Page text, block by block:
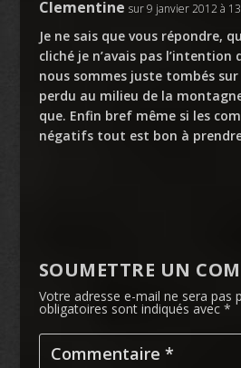
Clementine sur 9 janvier 2012 à
Je ne sais que vous répondre,
cliché je n’avais pas l’intention
nous sommes juste tombés
perdu au milieu de la
que. Enfin bref même si les
négatifs tout est bon à
SOUMETTRE UN
Votre adresse e-mail ne sera pas
obligatoires sont indiqués avec *